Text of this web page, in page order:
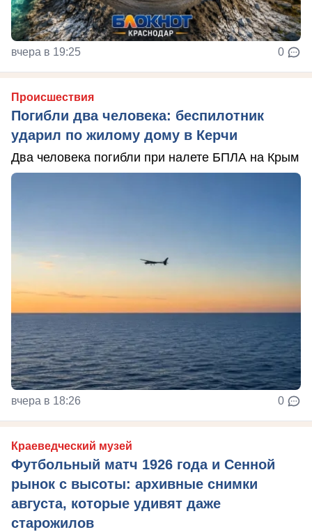
вчера в 19:25 0
Происшествия
Погибли два человека: беспилотник
ударил по жилому дому в Керчи
Два человека погибли при налете БПЛА на Крым
вчера в 18:26 0
Краеведческий музей
Футбольный матч 1926 года и Сенной
рынок с высоты: архивные снимки
августа, которые удивят даже
старожилов